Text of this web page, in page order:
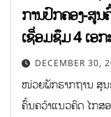
ການປົກຄອງ-ສູ
ເຊື່ອມຊຶມ 4 ເອກ
DECEMBER 30,
ໜ່ວຍພັກຮາກຖານ ສູນ
ຄົ້ນຄວ້າແນວຄິດ ໄກສ